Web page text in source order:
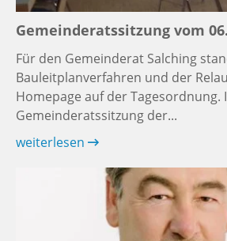
Gemeinderatssitzung vom
Für den Gemeinderat Salching
Bauleitplanverfahren und der
Homepage auf der Tagesordnung.
Gemeinderatssitzung der...
weiterlesen